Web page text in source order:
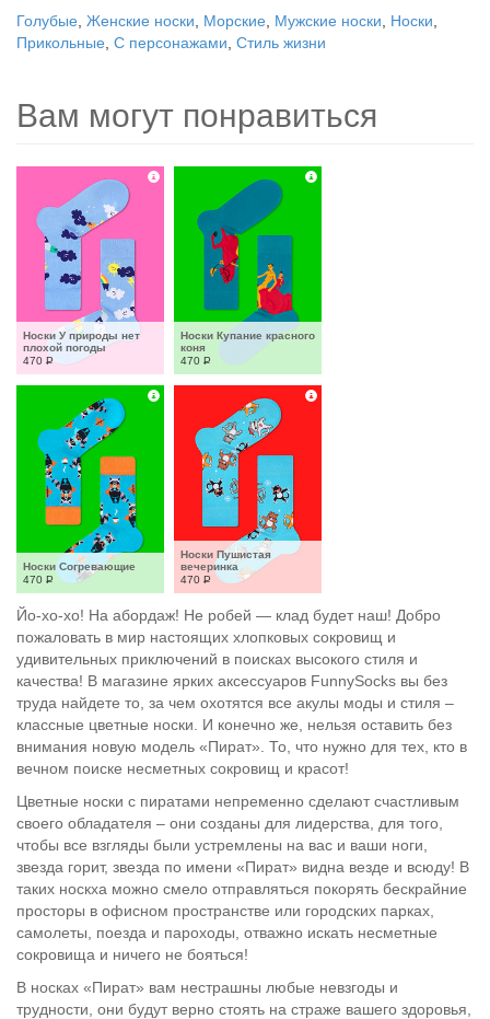
Голубые Женские носки Морские Мужские носки Носки
Прикольные С персонажами Стиль жизни
Вам могут понравиться
Носки У природы нет
плохой погоды
470 Р
Носки Купание красного
коня
470 Р
Носки Согревающие
470 Р
Носки Пушистая
вечеринка
470 Р
Йо-хо-хо! На абордаж! Не робей — клад будет наш! Добро
пожаловать в мир настоящих хлопковых сокровищ и
удивительных приключений в поисках высокого стиля и
качества! В магазине ярких аксессуаров FunnySocks вы без
труда найдете то, за чем охотятся все акулы моды и стиля –
классные цветные носки. И конечно же, нельзя оставить без
внимания новую модель «Пират». То, что нужно для тех, кто в
вечном поиске несметных сокровищ и красот!
Цветные носки с пиратами непременно сделают счастливым
своего обладателя – они созданы для лидерства, для того,
чтобы все взгляды были устремлены на вас и ваши ноги,
звезда горит, звезда по имени «Пират» видна везде и всюду! В
таких носкха можно смело отправляться покорять бескрайние
просторы в офисном пространстве или городских парках,
самолеты, поезда и пароходы, отважно искать несметные
сокровища и ничего не бояться!
В носках «Пират» вам нестрашны любые невзгоды и
трудности, они будут верно стоять на страже вашего здоровья,